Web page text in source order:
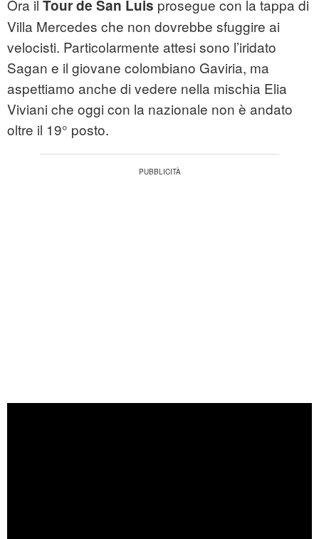
Ora il Tour de San Luis prosegue con la tappa di
Villa Mercedes che non dovrebbe sfuggire ai
velocisti. Particolarmente attesi sono l’iridato
Sagan e il giovane colombiano Gaviria, ma
aspettiamo anche di vedere nella mischia Elia
Viviani che oggi con la nazionale non è andato
oltre il 19° posto.